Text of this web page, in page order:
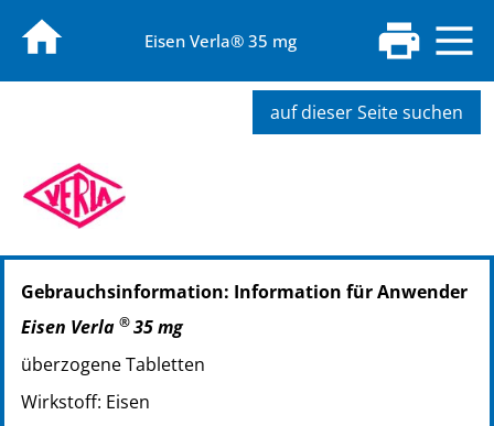
Eisen Verla® 35 mg
auf dieser Seite suchen
PZN: 11163863
PPN: 111116386373
PZN: 11163892
PZN: 11163900
PPN: 111116390086
Gebrauchsinformation: Information für Anwender
Eisen Verla ®35 mg
überzogene Tabletten
Wirkstoff: Eisen